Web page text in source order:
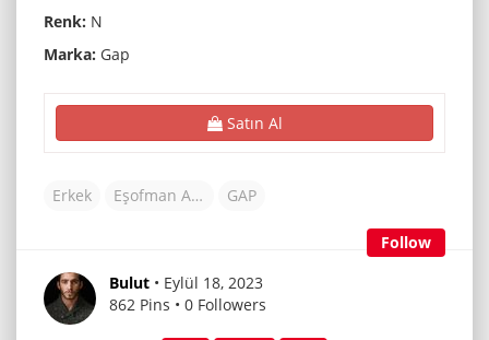
Renk: N
Marka: Gap
Satın Al
Erkek Eşofman Altı & Jogger GAP
Follow
Bulut • Eylül 18, 2023
862 Pins • 0 Followers